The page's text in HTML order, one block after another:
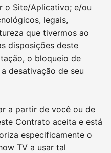
o Site/Aplicativo; e/ou
legais,
que tivermos ao
disposições deste
o bloqueio de
desativação de seu
a partir de você ou de
Contrato aceita e está
especificamente o
TV a usar tal